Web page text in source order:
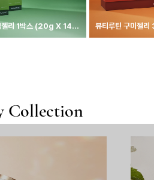
젤리 1박스 (20g X 14
뷰티루틴 구미젤리
Collection